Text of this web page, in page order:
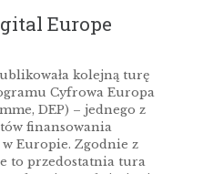
Europe
kolejną turę
Cyfrowa Europa
DEP) – jednego z
finansowania
Europie. Zgodnie z
to przedostatnia tura